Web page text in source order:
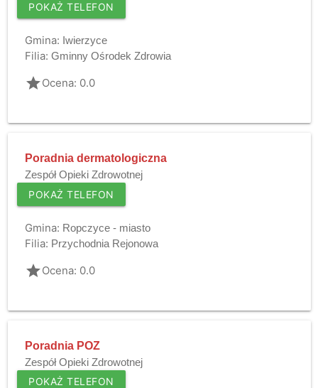
POKAŻ TELEFON
Gmina: Iwierzyce
Filia: Gminny Ośrodek Zdrowia
gradeOcena: 0.0
Poradnia dermatologiczna
Zespół Opieki Zdrowotnej
POKAŻ TELEFON
Gmina: Ropczyce - miasto
Filia: Przychodnia Rejonowa
gradeOcena: 0.0
Poradnia POZ
Zespół Opieki Zdrowotnej
POKAŻ TELEFON